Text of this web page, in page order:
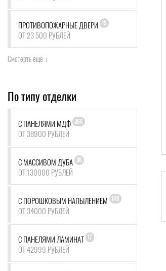
ПРОТИВОПОЖАРНЫЕ ДВЕРИ 19
ОТ 23 500 РУБЛЕЙ
Смотерть еще ↓
По типу отделки
С ПАНЕЛЯМИ МДФ 266
ОТ 38900 РУБЛЕЙ
С МАССИВОМ ДУБА 36
ОТ 130000 РУБЛЕЙ
С ПОРОШКОВЫМ НАПЫЛЕНИЕМ 148
ОТ 34000 РУБЛЕЙ
С ПАНЕЛЯМИ ЛАМИНАТ 17
ОТ 42999 РУБЛЕЙ